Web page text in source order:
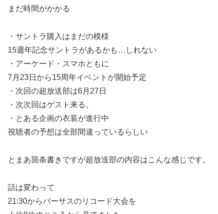
まだ時間がかかる
・サントラ購入はまだの模様
15週年記念サントラがあるかも…しれない
・アーケード・スマホともに
7月23日から15周年イベントが開始予定
・次回の超放送部は6月27日
・次次回はゲスト来る。
・とある企画の衣装が進行中
視聴者の予想は全部間違っているらしい
とまあ箇条書きですが超放送部の内容はこんな感じです。
話は変わって
21:30からバーサスのリコード大会を